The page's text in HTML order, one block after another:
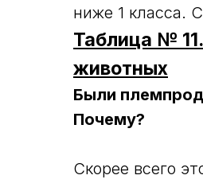
ниже 1 класса.
Таблица №
животных
Были
Почему?
Скорее всего